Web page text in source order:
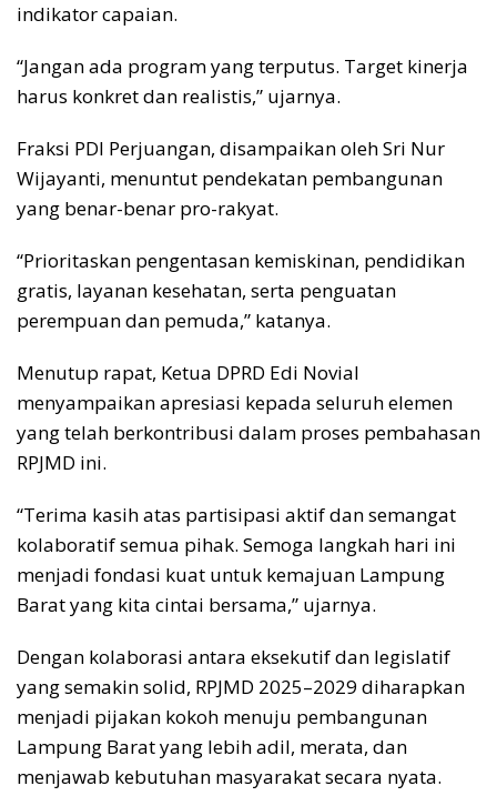
indikator capaian.
“Jangan ada program yang terputus. Target kinerja
harus konkret dan realistis,” ujarnya.
Fraksi PDI Perjuangan, disampaikan oleh Sri Nur
Wijayanti, menuntut pendekatan pembangunan
yang benar-benar pro-rakyat.
“Prioritaskan pengentasan kemiskinan, pendidikan
gratis, layanan kesehatan, serta penguatan
perempuan dan pemuda,” katanya.
Menutup rapat, Ketua DPRD Edi Novial
menyampaikan apresiasi kepada seluruh elemen
yang telah berkontribusi dalam proses pembahasan
RPJMD ini.
“Terima kasih atas partisipasi aktif dan semangat
kolaboratif semua pihak. Semoga langkah hari ini
menjadi fondasi kuat untuk kemajuan Lampung
Barat yang kita cintai bersama,” ujarnya.
Dengan kolaborasi antara eksekutif dan legislatif
yang semakin solid, RPJMD 2025–2029 diharapkan
menjadi pijakan kokoh menuju pembangunan
Lampung Barat yang lebih adil, merata, dan
menjawab kebutuhan masyarakat secara nyata.